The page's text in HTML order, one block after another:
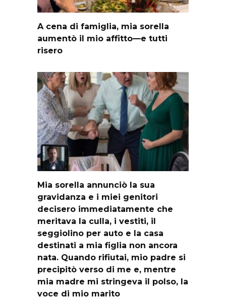
A cena di famiglia, mia sorella
aumentò il mio affitto—e tutti
risero
Mia sorella annunciò la sua
gravidanza e i miei genitori
decisero immediatamente che
meritava la culla, i vestiti, il
seggiolino per auto e la casa
destinati a mia figlia non ancora
nata. Quando rifiutai, mio padre si
precipitò verso di me e, mentre
mia madre mi stringeva il polso, la
voce di mio marito